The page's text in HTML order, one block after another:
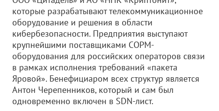
которые разрабатывают телекоммуникационное
оборудование и решения в области
кибербезопасности. Предприятия выступают
крупнейшими поставщиками СОРМ-
оборудования для российских операторов связи
в рамках исполнения требований «пакета
Яровой». Бенефициаром всех структур является
Антон Черепенников, который и сам был
одновременно включен в SDN-лист.